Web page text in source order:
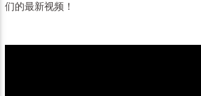
们的最新视频！